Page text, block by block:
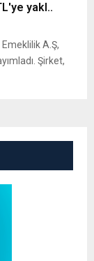
yakl..
A.Ş,
Şirket,